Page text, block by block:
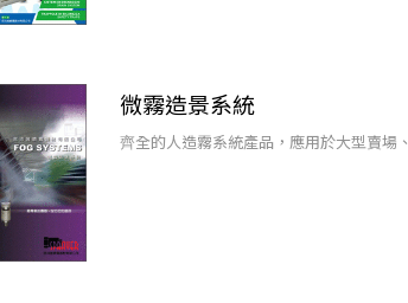
微霧造景系統
⿑全的⼈造霧系統產品，應用於⼤型賣場